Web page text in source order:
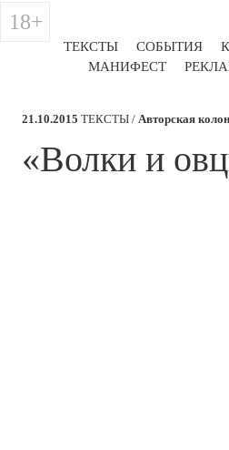
ТЕКСТЫ СОБЫТИЯ
МАНИФЕСТ
18+
21.10.2015 ТЕКСТЫ / Авторская
«Волки и